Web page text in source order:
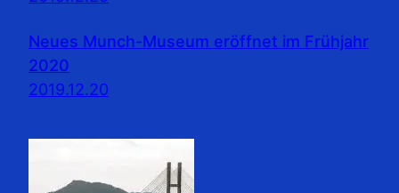
Neues Munch-Museum eröffnet im Frühjahr
2020
2019.12.20